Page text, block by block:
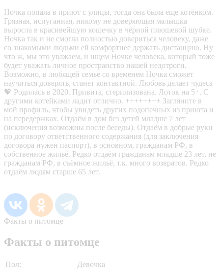
Ночка попала в приют с улицы, тогда она была еще котëнком.
Грязная, испуганная, никому не доверяющая малышка
выросла в красивейшую кошечку в чëрной плюшевой шубке.
Ночка так и не смогла полностью довериться человеку, даже
со знакомыми людьми ей комфортнее держать дистанцию. Ну
что ж, мы это уважаем, и ищем Ночке человека, который тоже
будет уважать личное пространство нашей недотроги.
Возможно, в любящей семье со временем Ночка сможет
научиться доверять, станет контактной. Любовь делает чудеса
💖 Родилась в 2020. Привита, стерилизована. Лоток на 5+. С
другими котейками ладит отлично. ++++++++ Загляните в
мой профиль, чтобы увидеть других подопечных из приюта и
на передержках. Отдаём в дом без детей младше 7 лет
(исключения возможны после беседы). Отдаём в добрые руки
по договору ответственного содержания (для заключения
договора нужен паспорт), в основном, гражданам РФ, в
собственное жильё. Редко отдаём гражданам младше 23 лет, не
гражданам РФ, в съёмное жильё, т.к. много возвратов. Редко
отдаëм людям старше 65 лет.
Факты о питомце
Факты о питомце
Пол:
Девочка